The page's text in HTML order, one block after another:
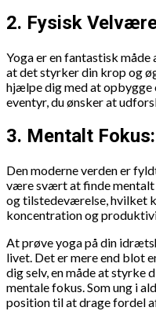
2. Fysisk
Yoga er en fantastisk
at det styrker din krop og
hjælpe dig med at opbygge
eventyr, du ønsker at
3. Mentalt Fokus:
Den moderne verden er
være svært at finde mentalt
og tilstedeværelse, hvilket
koncentration og
At prøve yoga på din
livet. Det er mere end blot
dig selv, en måde at styrke
mentale fokus. Som ung i
position til at drage fordel